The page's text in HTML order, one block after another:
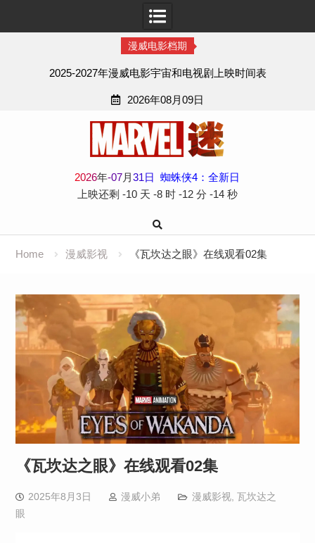
漫威电影档期
2025-2027年漫威电影宇宙和电视剧上映时间表
2026年08月09日
2026年-07月31日
蜘蛛侠4：全新日
上映还剩 -10 天 -8 时 -12 分 -15 秒
Home 漫威影视 《瓦坎达之眼》在线观看02集
《瓦坎达之眼》在线观看02集
2025年8月3日 漫威小弟 漫威影视, 瓦坎达之
眼